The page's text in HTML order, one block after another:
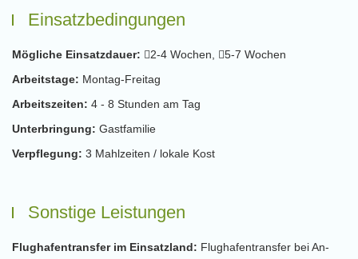
Einsatzbedingungen
Mögliche Einsatzdauer: 2-4 Wochen,
5-7 Wochen
Arbeitstage: Montag-Freitag
Arbeitszeiten: 4 - 8 Stunden am Tag
Unterbringung: Gastfamilie
Verpflegung: 3 Mahlzeiten / lokale Kost
Sonstige Leistungen
Flughafentransfer im Einsatzland: Flughafentransfer bei An-